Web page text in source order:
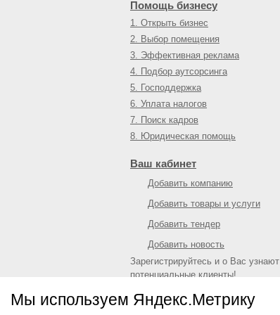
Мы используем Яндекс.Метрику
Помощь бизнесу
1. Открыть бизнес
2. Выбор помещения
3. Эффективная реклама
4. Подбор аутсорсинга
5. Господдержка
6. Уплата налогов
7. Поиск кадров
8. Юридическая помощь
Ваш кабинет
Добавить компанию
Добавить товары и услуги
Добавить тендер
Добавить новость
Зарегистрируйтесь и о Вас узнают
потенциальные клиенты!